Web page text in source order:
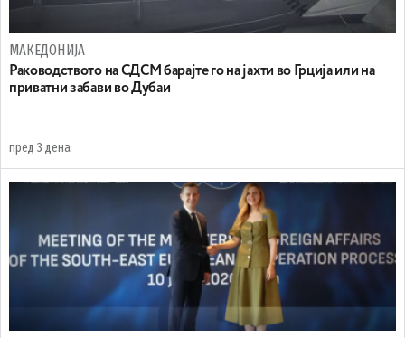
МАКЕДОНИЈА
Раководството на СДСМ барајте го на јахти во Грција или на
приватни забави во Дубаи
пред 3 дена